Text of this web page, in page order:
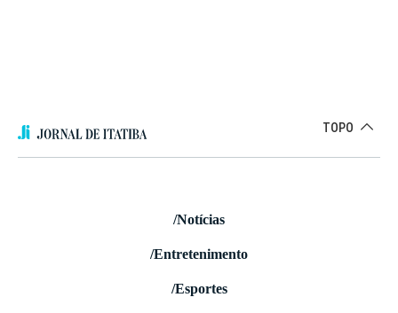
TOPO
/Notícias
/Entretenimento
/Esportes